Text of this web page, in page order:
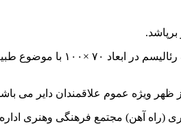
مسئول امور هنری اداره فرهنگ وارشاد اسلامی نیشابوراظهارکرد:
(راه آهن) مجتمع فرهنگی وهنری